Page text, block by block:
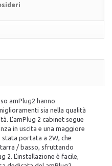
amPlug2 hanno
sia nella qualità
L'amPlug 2 cabinet segue
in uscita e una maggiore
stata portata a 2W, che
/ basso, sfruttando
2. L'installazione è facile,